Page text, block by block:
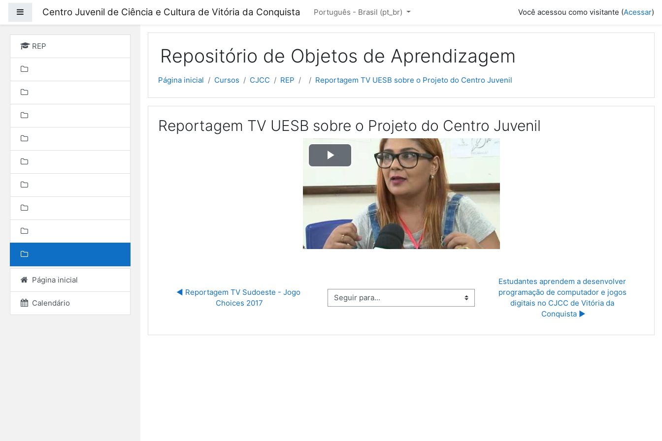
Painel lateral
Centro Juvenil de Ciência e Cultura de Vitória da Conquista Português - Brasil ‎(pt_br)‎ Você acessou como visitante (Acessar)
REP
Página inicial
Calendário
Repositório de Objetos de Aprendizagem
Página inicial Cursos CJCC REP Reportagem TV UESB sobre o Projeto do Centro Juvenil
Reportagem TV UESB sobre o Projeto do Centro Juvenil
Tocar
Vídeo
◀︎ Reportagem TV Sudoeste - Jogo
Choices 2017
Seguir para...
Estudantes aprendem a desenvolver
programação de computador e jogos
digitais no CJCC de Vitória da
Conquista ▶︎